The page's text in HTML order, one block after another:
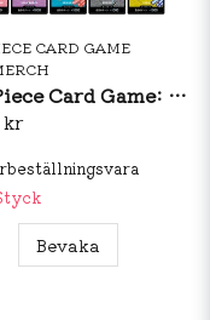
CARD GAME
One Piece Card Game: Premium Card Collection Kumamoto Special
kr
Bevaka